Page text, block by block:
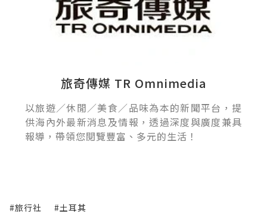
旅奇傳媒 TR Omnimedia
以旅遊／休閒／美食／品味為本的新聞平台，提
供海內外最新消息及情報，透過深度與廣度兼具
報導，帶領您閱覽豐富、多元的生活！
#旅行社 #土耳其